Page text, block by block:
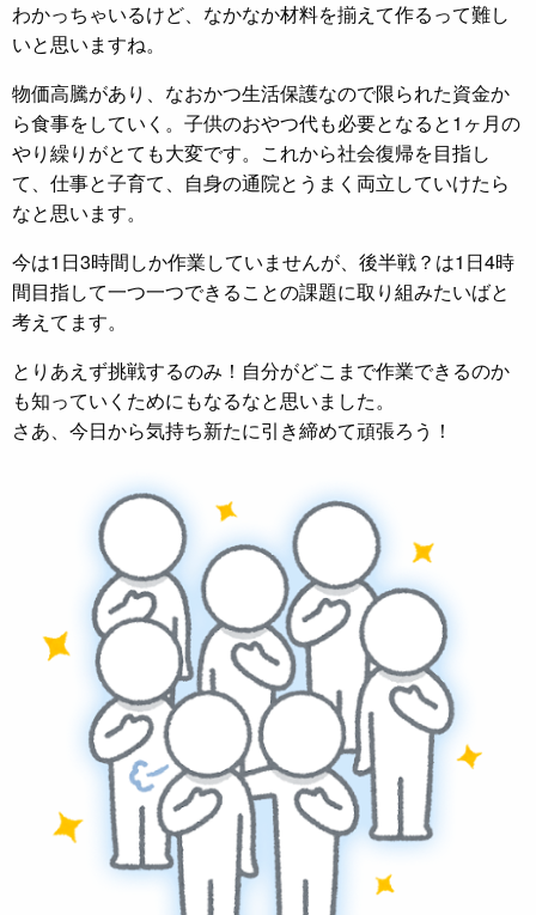
わかっちゃいるけど、なかなか材料を揃えて作るって難し
いと思いますね。
物価高騰があり、なおかつ生活保護なので限られた資金か
ら食事をしていく。子供のおやつ代も必要となると1ヶ月の
やり繰りがとても大変です。これから社会復帰を目指し
て、仕事と子育て、自身の通院とうまく両立していけたら
なと思います。
今は1日3時間しか作業していませんが、後半戦？は1日4時
間目指して一つ一つできることの課題に取り組みたいばと
考えてます。
とりあえず挑戦するのみ！自分がどこまで作業できるのか
も知っていくためにもなるなと思いました。
さあ、今日から気持ち新たに引き締めて頑張ろう！